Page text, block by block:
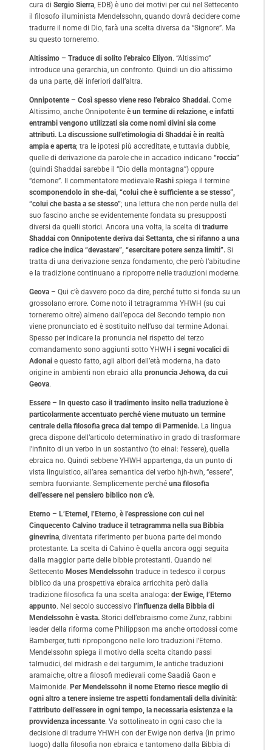
cura di Sergio Sierra, EDB) è uno dei motivi per cui nel Settecento
il filosofo illuminista Mendelssohn, quando dovrà decidere come
tradurre il nome di Dio, farà una scelta diversa da “Signore”. Ma
su questo torneremo.
Altissimo – Traduce di solito l’ebraico Eliyon. “Altissimo”
introduce una gerarchia, un confronto. Quindi un dio altissimo
da una parte, dèi inferiori dall’altra.
Onnipotente – Così spesso viene reso l’ebraico Shaddai. Come
Altissimo, anche Onnipotente è un termine di relazione, e infatti
entrambi vengono utilizzati sia come nomi divini sia come
attributi. La discussione sull’etimologia di Shaddai è in realtà
ampia e aperta; tra le ipotesi più accreditate, e tuttavia dubbie,
quelle di derivazione da parole che in accadico indicano “roccia”
(quindi Shaddai sarebbe il “Dio della montagna”) oppure
“demone”. Il commentatore medievale Rashi spiega il termine
scomponendolo in she-dai, “colui che è sufficiente a se stesso”,
“colui che basta a se stesso”; una lettura che non perde nulla del
suo fascino anche se evidentemente fondata su presupposti
diversi da quelli storici. Ancora una volta, la scelta di tradurre
Shaddai con Onnipotente deriva dai Settanta, che si rifanno a una
radice che indica “devastare”, “esercitare potere senza limiti”. Si
tratta di una derivazione senza fondamento, che però l’abitudine
e la tradizione continuano a riproporre nelle traduzioni moderne.
Geova – Qui c’è davvero poco da dire, perché tutto si fonda su un
grossolano errore. Come noto il tetragramma YHWH (su cui
torneremo oltre) almeno dall’epoca del Secondo tempio non
viene pronunciato ed è sostituito nell’uso dal termine Adonai.
Spesso per indicare la pronuncia nel rispetto del terzo
comandamento sono aggiunti sotto YHWH i segni vocalici di
Adonai e questo fatto, agli albori dell’età moderna, ha dato
origine in ambienti non ebraici alla pronuncia Jehowa, da cui
Geova.
Essere – In questo caso il tradimento insito nella traduzione è
particolarmente accentuato perché viene mutuato un termine
centrale della filosofia greca dal tempo di Parmenide. La lingua
greca dispone dell’articolo determinativo in grado di trasformare
l’infinito di un verbo in un sostantivo (to einai: l’essere), quella
ebraica no. Quindi sebbene YHWH appartenga, da un punto di
vista linguistico, all’area semantica del verbo hjh-hwh, “essere”,
sembra fuorviante. Semplicemente perché una filosofia
dell’essere nel pensiero biblico non c’è.
Eterno – L’Eternel, l’Eterno, è l’espressione con cui nel
Cinquecento Calvino traduce il tetragramma nella sua Bibbia
ginevrina, diventata riferimento per buona parte del mondo
protestante. La scelta di Calvino è quella ancora oggi seguita
dalla maggior parte delle bibbie protestanti. Quando nel
Settecento Moses Mendelssohn traduce in tedesco il corpus
biblico da una prospettiva ebraica arricchita però dalla
tradizione filosofica fa una scelta analoga: der Ewige, l’Eterno
appunto. Nel secolo successivo l’influenza della Bibbia di
Mendelssohn è vasta. Storici dell’ebraismo come Zunz, rabbini
leader della riforma come Philippson ma anche ortodossi come
Bamberger, tutti ripropongono nelle loro traduzioni l’Eterno.
Mendelssohn spiega il motivo della scelta citando passi
talmudici, del midrash e dei targumim, le antiche traduzioni
aramaiche, oltre a filosofi medievali come Saadià Gaon e
Maimonide. Per Mendelssohn il nome Eterno riesce meglio di
ogni altro a tenere insieme tre aspetti fondamentali della divinità:
l’attributo dell’essere in ogni tempo, la necessaria esistenza e la
provvidenza incessante. Va sottolineato in ogni caso che la
decisione di tradurre YHWH con der Ewige non deriva (in primo
luogo) dalla filosofia non ebraica e tantomeno dalla Bibbia di